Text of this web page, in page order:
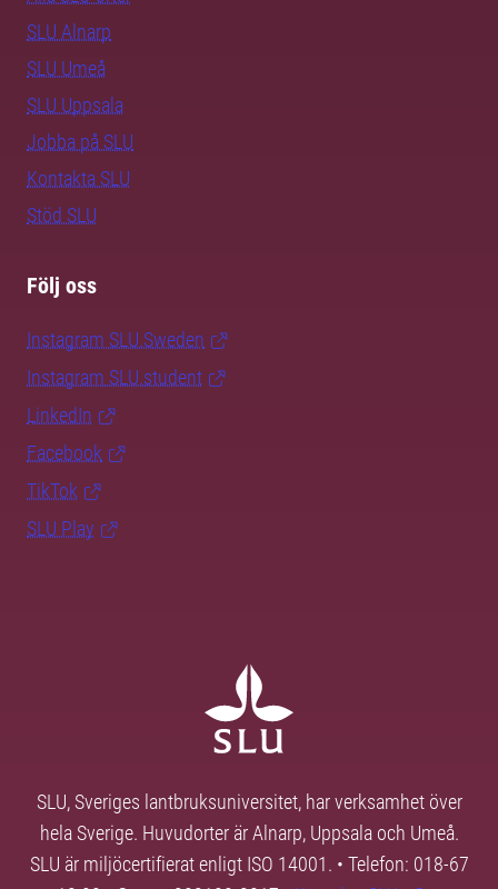
SLU Alnarp
SLU Umeå
SLU Uppsala
Jobba på SLU
Kontakta SLU
Stöd SLU
Följ oss
Instagram SLU.Sweden
Instagram SLU.student
LinkedIn
Facebook
TikTok
SLU Play
SLU, Sveriges lantbruksuniversitet, har verksamhet över
hela Sverige. Huvudorter är Alnarp, Uppsala och Umeå.
SLU är miljöcertifierat enligt ISO 14001. • Telefon: 018-67